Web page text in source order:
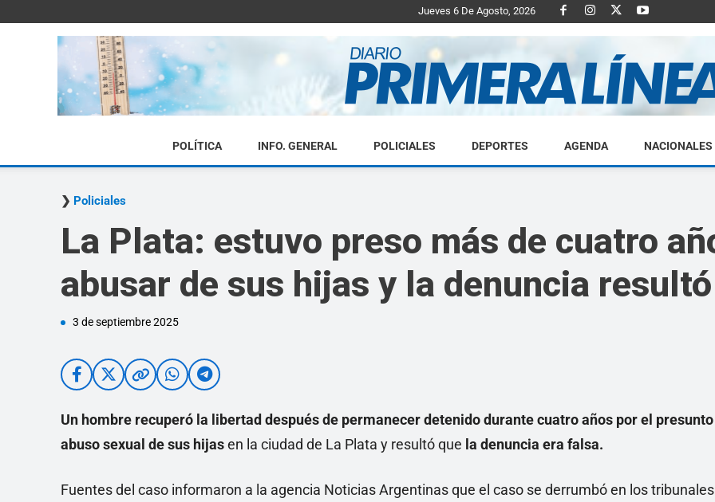
Jueves 6 De Agosto, 2026
Diario
Primera
POLÍTICA INFO. GENERAL POLICIALES DEPORTES AGENDA NACIONALES
Policiales
La Plata: estuvo preso más de cuatro
abusar de sus hijas y la denuncia
3 de septiembre 2025
Un hombre recuperó la libertad después de permanecer detenido durante cuatro años por el presunto
abuso sexual de sus hijasen la ciudad de La Plata y resultó que la denuncia era falsa.
Fuentes del caso informaron a la agencia Noticias Argentinas que el caso se derrumbó en los tribunales